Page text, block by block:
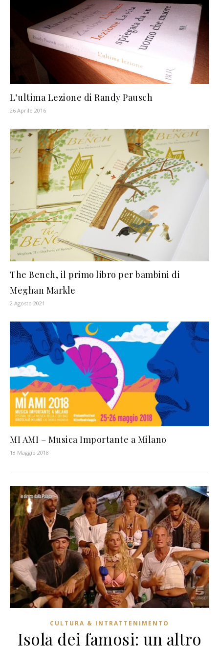
L’ultima Lezione di Randy Pausch
26 Aprile 2016
The Bench, il primo libro per bambini di
Meghan Markle
2 Agosto 2021
MI AMI – Musica Importante a Milano
18 Maggio 2018
CULTURA & INTRATTENIMENTO
Isola dei famosi: un altro